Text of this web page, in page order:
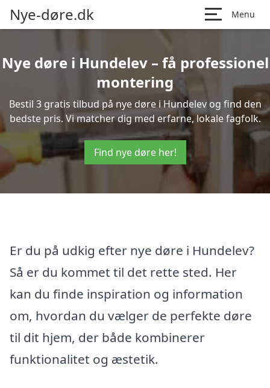
Nye-døre.dk Menu
Nye døre i Hundelev – få professionel
montering
Bestil 3 gratis tilbud på nye døre i Hundelev og find den
bedste pris. Vi matcher dig med erfarne, lokale fagfolk.
Find nye døre her!
Er du på udkig efter nye døre i Hundelev?
Så er du kommet til det rette sted. Her
kan du finde inspiration og information
om, hvordan du vælger de perfekte døre
til dit hjem, der både kombinerer
funktionalitet og æstetik.